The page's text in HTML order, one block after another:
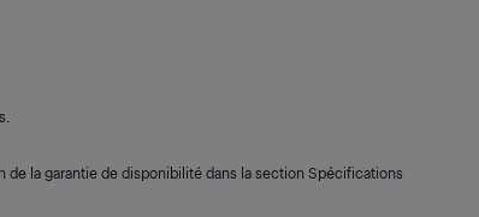
de la garantie de disponibilité dans la section Spécifications